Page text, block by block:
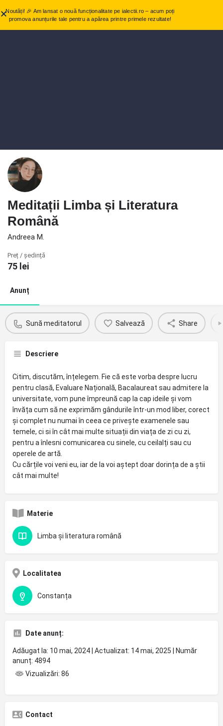
Meditații Limba și Literatura
Română
Andreea M.
Preț / ședință
75 lei
Anunț
Sună meditatorul Salvează Share
Descriere
Citim, discutăm, înțelegem. Fie că este vorba despre lucru
pentru clasă, Evaluare Națională, Bacalaureat sau admitere la
universitate, vom pune împreună cap la cap ideile și vom
învăța cum să ne exprimăm gândurile într-un mod liber, corect
și complet nu numai în ceea ce privește examenele sau
temele, ci si în cât mai multe situații din viața de zi cu zi,
pentru a înlesni comunicarea cu sinele, cu ceilalți sau cu
operele de artă.
Cu cărțile voi veni eu, iar de la voi aștept doar dorința de a știi
cât mai multe!
Materie
Limba și literatura română
Localitatea
Constanța
Date anunț:
Adăugat la: 10 mai, 2024 | Actualizat: 14 mai, 2025 | Număr
anunț: 4894
Vizualizări: 86
Contact
Noutăți! 🎉 Am lansat o nouă funcționalitate pe ialectii.ro – acum poți
promova anunțurile tale pentru a apărea printre primele rezultate!